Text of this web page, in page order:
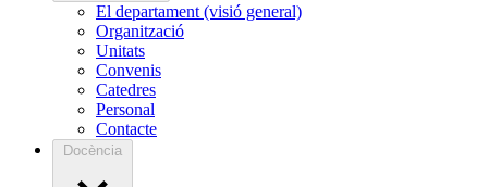
El departament (visió general)
Organització
Unitats
Convenis
Catedres
Personal
Contacte
Docència